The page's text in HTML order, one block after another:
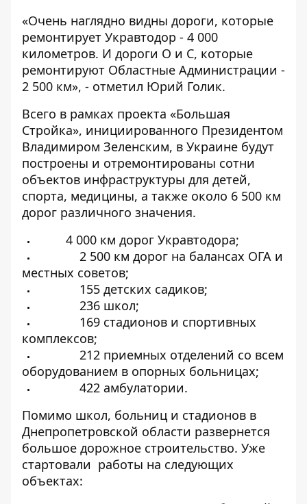
«Очень наглядно видны дороги, которые
ремонтирует Укравтодор - 4 000
километров. И дороги О и С, которые
ремонтируют Областные Администрации -
2 500 км», - отметил Юрий Голик.
Всего в рамках проекта «Большая
Стройка», инициированного Президентом
Владимиром Зеленским, в Украине будут
построены и отремонтированы сотни
объектов инфраструктуры для детей,
спорта, медицины, а также около 6 500 км
дорог различного значения.
4 000 км дорог Укравтодора;
2 500 км дорог на балансах ОГА и
местных советов;
155 детских садиков;
236 школ;
169 стадионов и спортивных
комплексов;
212 приемных отделений со всем
оборудованием в опорных больницах;
422 амбулатории.
Помимо школ, больниц и стадионов в
Днепропетровской области развернется
большое дорожное строительство. Уже
стартовали работы на следующих
объектах: